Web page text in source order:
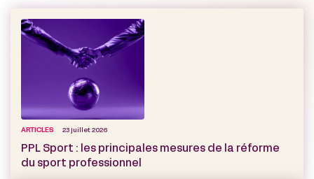
ARTICLES 23 juillet 2026
PPL Sport : les principales mesures de la réforme
du sport professionnel